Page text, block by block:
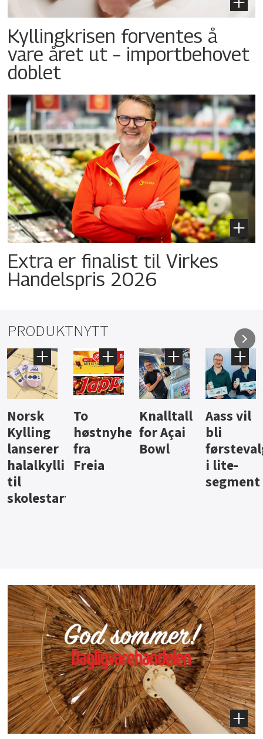
Kyllingkrisen forventes å
vare året ut – importbehovet
doblet
Extra er finalist til Virkes
Handelspris 2026
PRODUKTNYTT
Knalltall
for Açai
Bowl
Aass vil
bli
førstevalg
i lite-
Brus og
jus fra
Berentsen
Hard
iste fra
Hansa